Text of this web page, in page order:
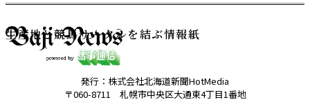
生産地と競馬サークルを結ぶ情報紙
発行：株式会社北海道新聞HotMedia
〒060-8711 札幌市中央区大通東4丁目1番地